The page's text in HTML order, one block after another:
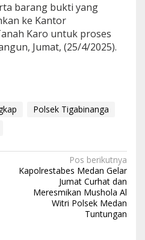
barang bukti yang
ke Kantor
Karo untuk proses
Jumat, (25/4/2025).
Polsek Tigabinanga
Pos berikutnya
Kapolrestabes Medan Gelar
Jumat Curhat dan
Meresmikan Mushola Al
Witri Polsek Medan
Tuntungan